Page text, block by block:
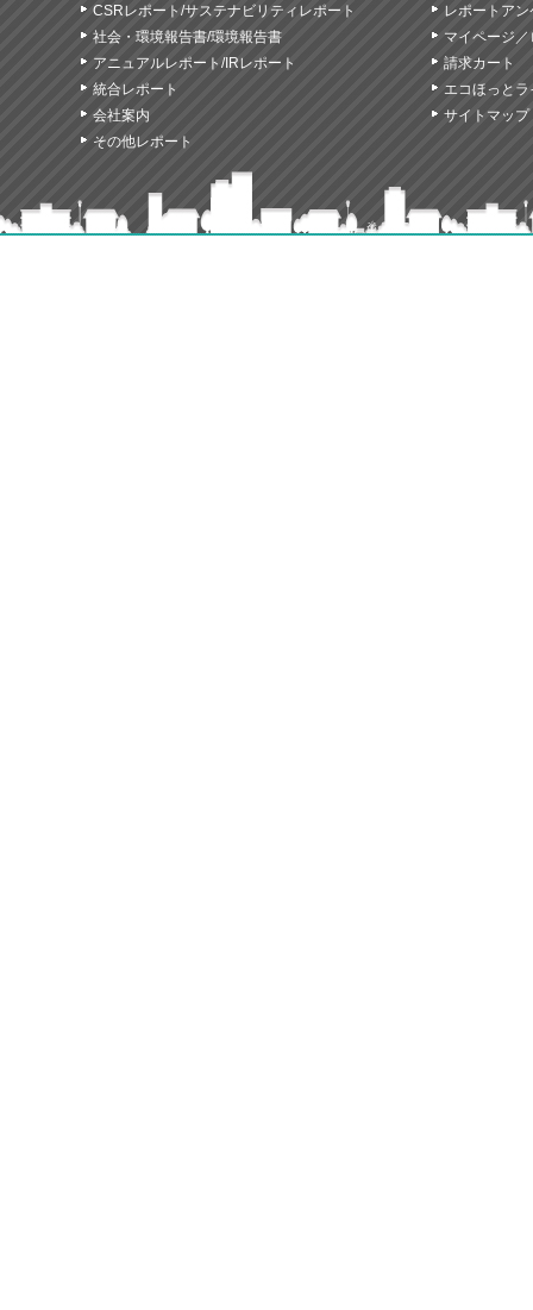
CSRレポート/サステナビリティレポート
社会・環境報告書/環境報告書
アニュアルレポート/IRレポート
統合レポート
会社案内
その他レポート
レポートア
マイページ
請求カート
エコほっと
サイトマップ